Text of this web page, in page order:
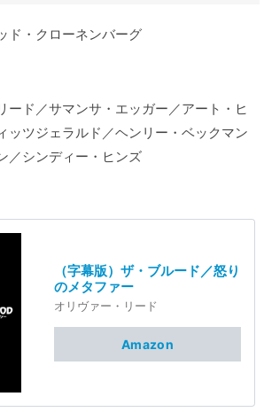
・クローネンバーグ
ド／サマンサ・エッガー／アート・ヒ
ッツジェラルド／ヘンリー・ベックマン
／シンディー・ヒンズ
（字幕版）ザ・ブルード／怒り
のメタファー
オリヴァー・リード
Amazon